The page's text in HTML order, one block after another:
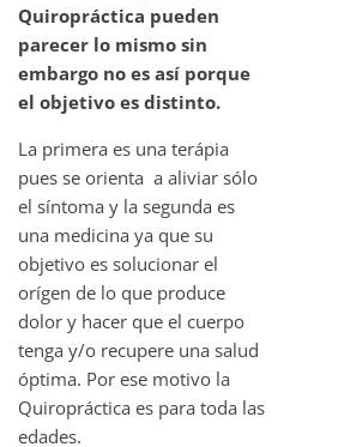
Quiropráctica pueden
parecer lo mismo sin
embargo no es así porque
el objetivo es distinto.
La primera es una terápia
pues se orienta a aliviar sólo
el síntoma y la segunda es
una medicina ya que su
objetivo es solucionar el
orígen de lo que produce
dolor y hacer que el cuerpo
tenga y/o recupere una salud
óptima. Por ese motivo la
Quiropráctica es para toda las
edades.